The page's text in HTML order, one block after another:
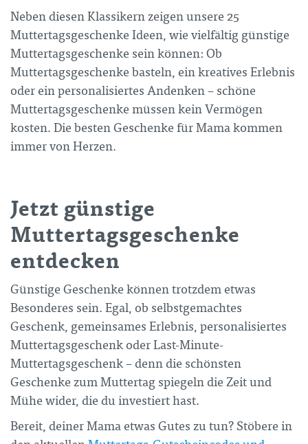
Neben diesen Klassikern zeigen unsere 25
Muttertagsgeschenke Ideen, wie vielfältig günstige
Muttertagsgeschenke sein können: Ob
Muttertagsgeschenke basteln, ein kreatives Erlebnis
oder ein personalisiertes Andenken – schöne
Muttertagsgeschenke müssen kein Vermögen
kosten. Die besten Geschenke für Mama kommen
immer von Herzen.
Jetzt günstige
Muttertagsgeschenke
entdecken
Günstige Geschenke können trotzdem etwas
Besonderes sein. Egal, ob selbstgemachtes
Geschenk, gemeinsames Erlebnis, personalisiertes
Muttertagsgeschenk oder Last-Minute-
Muttertagsgeschenk – denn die schönsten
Geschenke zum Muttertag spiegeln die Zeit und
Mühe wider, die du investiert hast.
Bereit, deiner Mama etwas Gutes zu tun? Stöbere in